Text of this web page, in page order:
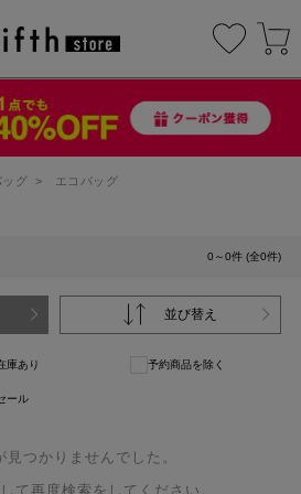
ッグ > エコバッグ
0～0件 (全0件)
並び替え
庫あり 予約商品を除く
ール
見つかりませんでした。
て再度検索をしてください。